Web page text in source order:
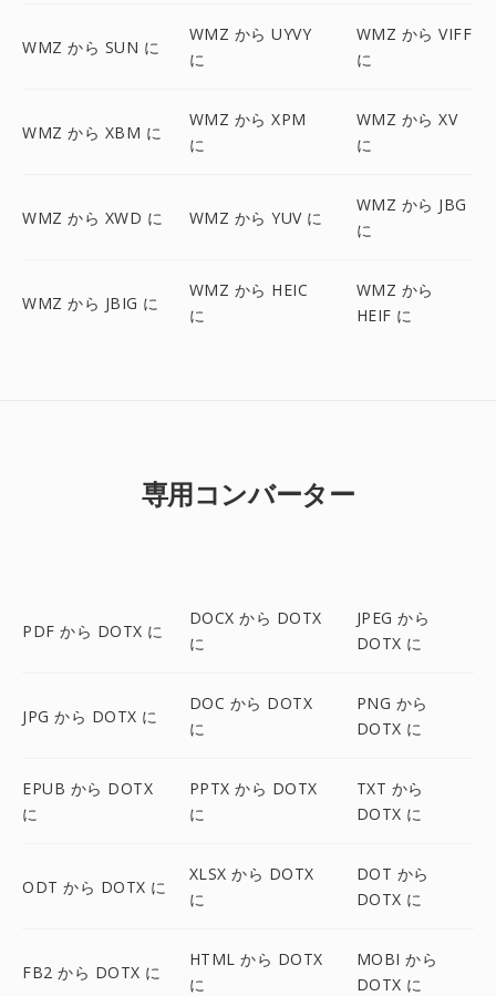
WMZ から SUN に
WMZ から UYVY
に
WMZ から VIFF
に
WMZ から XBM に
WMZ から XPM
に
WMZ から XV
に
WMZ から XWD に WMZ から YUV に
WMZ から JBG
に
WMZ から JBIG に
WMZ から HEIC
に
WMZ から
HEIF に
専用コンバーター
PDF から DOTX に
DOCX から DOTX
に
JPEG から
DOTX に
JPG から DOTX に
DOC から DOTX
に
PNG から
DOTX に
EPUB から DOTX
に
PPTX から DOTX
に
TXT から
DOTX に
ODT から DOTX に
XLSX から DOTX
に
DOT から
DOTX に
FB2 から DOTX に
HTML から DOTX
に
MOBI から
DOTX に